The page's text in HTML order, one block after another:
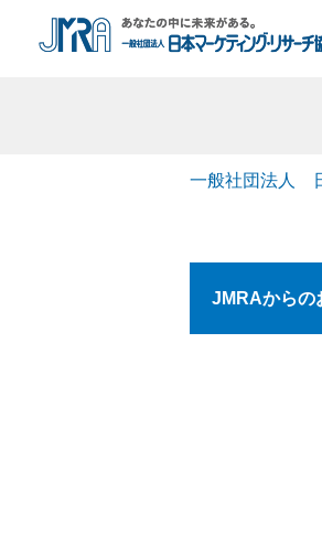
一般社団法人
JMRAからの